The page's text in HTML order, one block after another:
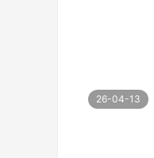
26-04-13